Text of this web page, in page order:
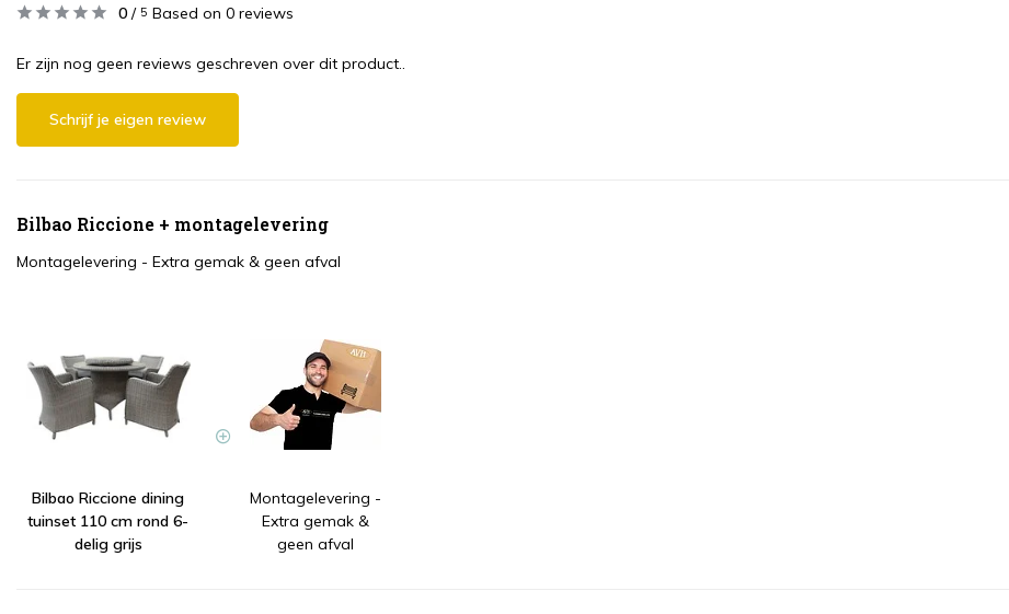
0 / 5 Based on 0 reviews
Er zijn nog geen reviews geschreven over dit product..
Schrijf je eigen review
Bilbao Riccione + montagelevering
Montagelevering - Extra gemak & geen afval
Bilbao Riccione dining
tuinset 110 cm rond 6-
delig grijs
Montagelevering -
Extra gemak &
geen afval